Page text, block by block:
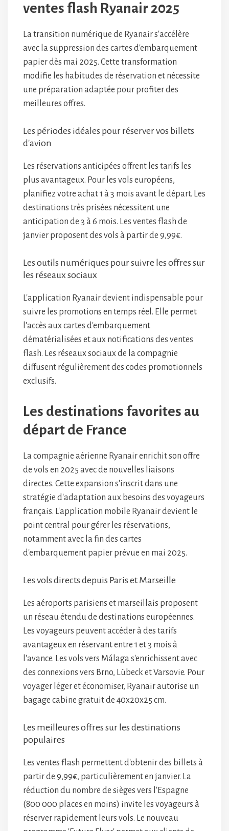
ventes flash Ryanair 2025
La transition numérique de Ryanair s'accélère
avec la suppression des cartes d'embarquement
papier dès mai 2025. Cette transformation
modifie les habitudes de réservation et nécessite
une préparation adaptée pour profiter des
meilleures offres.
Les périodes idéales pour réserver vos billets
d'avion
Les réservations anticipées offrent les tarifs les
plus avantageux. Pour les vols européens,
planifiez votre achat 1 à 3 mois avant le départ. Les
destinations très prisées nécessitent une
anticipation de 3 à 6 mois. Les ventes flash de
janvier proposent des vols à partir de 9,99€.
Les outils numériques pour suivre les offres sur
les réseaux sociaux
L'application Ryanair devient indispensable pour
suivre les promotions en temps réel. Elle permet
l'accès aux cartes d'embarquement
dématérialisées et aux notifications des ventes
flash. Les réseaux sociaux de la compagnie
diffusent régulièrement des codes promotionnels
exclusifs.
Les destinations favorites au
départ de France
La compagnie aérienne Ryanair enrichit son offre
de vols en 2025 avec de nouvelles liaisons
directes. Cette expansion s'inscrit dans une
stratégie d'adaptation aux besoins des voyageurs
français. L'application mobile Ryanair devient le
point central pour gérer les réservations,
notamment avec la fin des cartes
d'embarquement papier prévue en mai 2025.
Les vols directs depuis Paris et Marseille
Les aéroports parisiens et marseillais proposent
un réseau étendu de destinations européennes.
Les voyageurs peuvent accéder à des tarifs
avantageux en réservant entre 1 et 3 mois à
l'avance. Les vols vers Málaga s'enrichissent avec
des connexions vers Brno, Lübeck et Varsovie. Pour
voyager léger et économiser, Ryanair autorise un
bagage cabine gratuit de 40x20x25 cm.
Les meilleures offres sur les destinations
populaires
Les ventes flash permettent d'obtenir des billets à
partir de 9,99€, particulièrement en janvier. La
réduction du nombre de sièges vers l'Espagne
(800 000 places en moins) invite les voyageurs à
réserver rapidement leurs vols. Le nouveau